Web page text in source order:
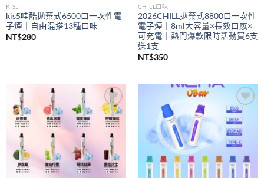
KIS5
kis5哇酷拋棄式6500口一次性電
子煙｜自由混搭13種口味
NT$280
CHILL口味
2026CHILL拋棄式8800口一次性
電子煙｜8ml大容量×長效口感×
可充電｜熱門爆款限時活動買6支
送1支
NT$350
Add to
wishlist
Add to
wishlist